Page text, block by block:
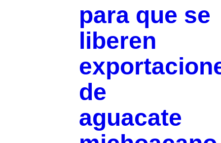
para que se
liberen
de
aguacate